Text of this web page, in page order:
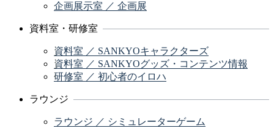
企画展示室 ／ 企画展
資料室・研修室
資料室 ／ SANKYOキャラクターズ
資料室 ／ SANKYOグッズ・コンテンツ情報
研修室 ／ 初心者のイロハ
ラウンジ
ラウンジ ／ シミュレーターゲーム